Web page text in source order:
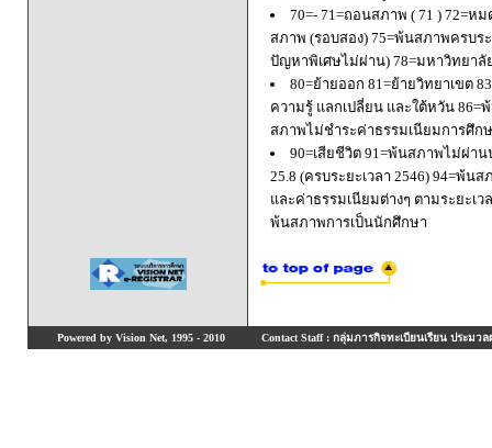
70=- 71=ถอนสภาพ ( 71 ) 72=
สภาพ (รอบสอง) 75=พ้นสภาพครบ
ปัญหาพิเศษไม่ผ่าน) 78=มหาวิทยา
80=ย้ายออก 81=ย้ายวิทยาเขต
ความรู้ แลกเปลี่ยน และใต้หวัน
สภาพไม่ชำระค่าธรรมเนียมการศึก
90=เสียชีวิต 91=พ้นสภาพไม่ผ่า
25.8 (ครบระยะเวลา 2546) 94=พ้
และค่าธรรมเนียมต่างๆ ตามระยะเ
พ้นสภาพการเป็นนักศึกษา
Powered by Vision Net, 1995 - 2010 Contact Staff : กลุ่มภารกิจทะเบียนเรียน ประมวล